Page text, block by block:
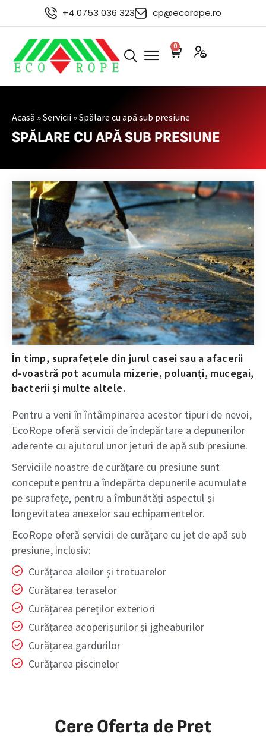
+4 0753 036 323 cp@ecorope.ro
0
Acasă »Servicii »Spălare cu apă sub presiune
SPĂLARE CU APĂ SUB PRESIUNE
În timp, suprafețele din jurul casei sau a afacerii
d-voastră pot acumula mizerie, poluanți, mucegai,
bacterii și multe altele.
Pentru a veni în întâmpinarea acestor tipuri de nevoi,
EcoRope oferă servicii de îndepărtare a depunerilor
aderente cu ajutorul unor jeturi de apă sub presiune.
Serviciile noastre de curățare cu presiune sunt
concepute pentru a îndepărta depunerile acumulate
pe suprafețe, pentru a îmbunătăți aspectul și
longevitatea anexelor sau echipamentelor.
EcoRope oferă servicii de curățare cu jet de apă sub
presiune, inclusiv:
Curățarea aleilor și trotuarelor
Curățarea teraselor
Curățarea pereților exteriori
Curățarea acoperișurilor și jgheaburilor
Curățarea gardurilor
Curățarea piscinelor
Cere Oferta de Pret